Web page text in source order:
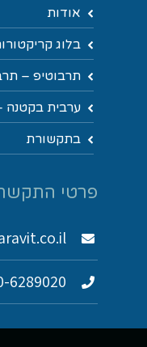
אודות
בלוג
תרבוטיפ –
ערבית בקטנה
בתקשורת
פרטי
6289020